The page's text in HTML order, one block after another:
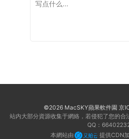
©2026 MacSKY蘋果軟件園 京
站内大部分資源收集于網絡，若侵犯了您的
QQ：
本網站由
提供CDN